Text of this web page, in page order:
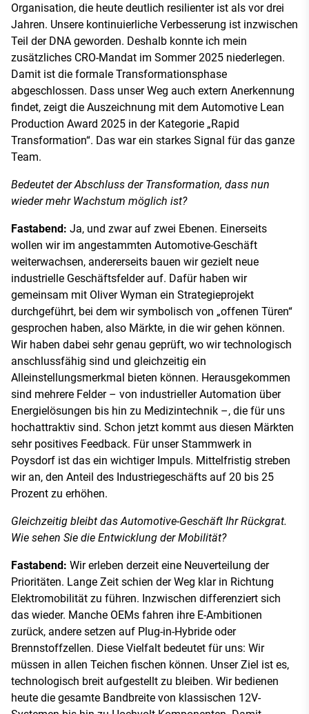
Organisation, die heute deutlich resilienter ist als vor drei
Jahren. Unsere kontinuierliche Verbesserung ist inzwischen
Teil der DNA geworden. Deshalb konnte ich mein
zusätzliches CRO-Mandat im Sommer 2025 niederlegen.
Damit ist die formale Transformationsphase
abgeschlossen. Dass unser Weg auch extern Anerkennung
findet, zeigt die Auszeichnung mit dem Automotive Lean
Production Award 2025 in der Kategorie „Rapid
Transformation“. Das war ein starkes Signal für das ganze
Team.
Bedeutet der Abschluss der Transformation, dass nun
wieder mehr Wachstum möglich ist?
Fastabend: Ja, und zwar auf zwei Ebenen. Einerseits
wollen wir im angestammten Automotive-Geschäft
weiterwachsen, andererseits bauen wir gezielt neue
industrielle Geschäftsfelder auf. Dafür haben wir
gemeinsam mit Oliver Wyman ein Strategieprojekt
durchgeführt, bei dem wir symbolisch von „offenen Türen“
gesprochen haben, also Märkte, in die wir gehen können.
Wir haben dabei sehr genau geprüft, wo wir technologisch
anschlussfähig sind und gleichzeitig ein
Alleinstellungsmerkmal bieten können. Herausgekommen
sind mehrere Felder – von industrieller Automation über
Energielösungen bis hin zu Medizintechnik –, die für uns
hochattraktiv sind. Schon jetzt kommt aus diesen Märkten
sehr positives Feedback. Für unser Stammwerk in
Poysdorf ist das ein wichtiger Impuls. Mittelfristig streben
wir an, den Anteil des Industriegeschäfts auf 20 bis 25
Prozent zu erhöhen.
Gleichzeitig bleibt das Automotive-Geschäft Ihr Rückgrat.
Wie sehen Sie die Entwicklung der Mobilität?
Fastabend: Wir erleben derzeit eine Neuverteilung der
Prioritäten. Lange Zeit schien der Weg klar in Richtung
Elektromobilität zu führen. Inzwischen differenziert sich
das wieder. Manche OEMs fahren ihre E-Ambitionen
zurück, andere setzen auf Plug-in-Hybride oder
Brennstoffzellen. Diese Vielfalt bedeutet für uns: Wir
müssen in allen Teichen fischen können. Unser Ziel ist es,
technologisch breit aufgestellt zu bleiben. Wir bedienen
heute die gesamte Bandbreite von klassischen 12V-